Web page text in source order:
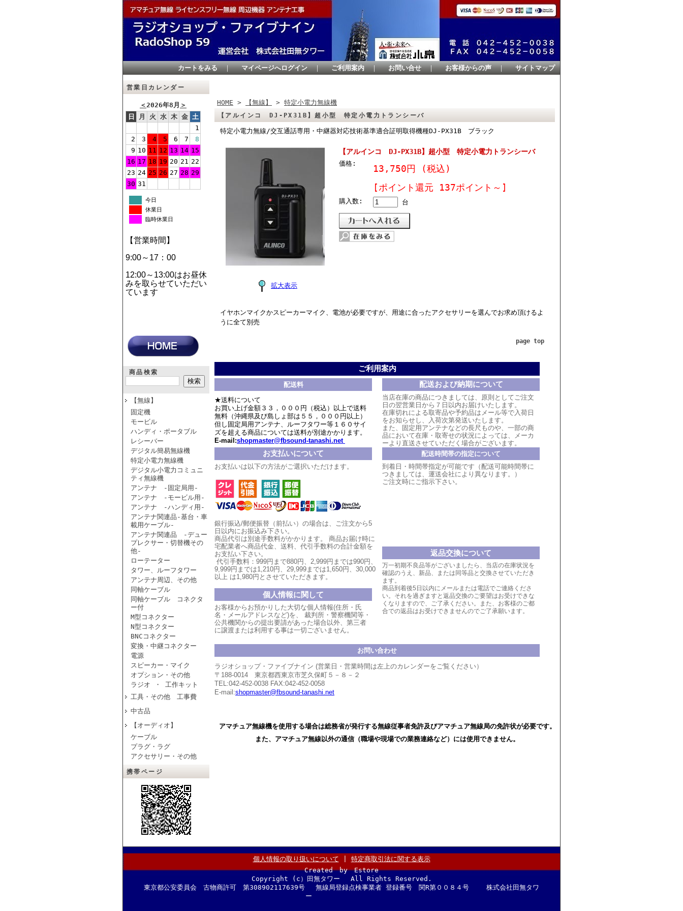
カートをみる ｜ マイページへログイン ｜ ご利用案内 ｜ お問い合せ ｜ お客様からの声 ｜ サイトマップ
営業日カレンダー
＜2026年8月 ＞
日
月 火 水 木 金 土
1
2
3 4 5 6 7
8
9 10 11 12 13 14 15
16 17 18 19 20 21 22
23 24 25 26 27 28 29
30 31
今日
休業日
臨時休業日
【営業時間】
9:00～17：00
12:00～13:00はお昼休
みを取らせていただい
ています
商品検索
【無線】
固定機
モービル
ハンディ・ポータブル
レシーバー
デジタル簡易無線機
特定小電力無線機
デジタル小電力コミュニ
ティ無線機
アンテナ -固定局用-
アンテナ -モービル用-
アンテナ -ハンディ用-
アンテナ関連品-基台・車
載用ケーブル-
アンテナ関連品 -デュー
プレクサー・切替機その
他-
ローテーター
タワー、ルーフタワー
アンテナ周辺、その他
同軸ケーブル
同軸ケーブル コネクタ
ー付
M型コネクター
N型コネクター
BNCコネクター
変換・中継コネクター
電源
スピーカー・マイク
オプション・その他
ラジオ ・ 工作キット
工具・その他 工事費
中古品
【オーディオ】
ケーブル
プラグ・ラグ
アクセサリー・その他
携帯ページ
HOME > 【無線】 > 特定小電力無線機
【アルインコ DJ-PX31B】超小型 特定小電力トランシーバ
特定小電力無線/交互通話専用・中継器対応技術基準適合証明取得機種DJ-PX31B ブラック
拡大表示
【アルインコ DJ-PX31B】超小型 特定小電力トランシーバ
価格: 13,750円
(税込)
[ポイント還元 137ポイント～]
購入数: 台
イヤホンマイクかスピーカーマイク、電池が必要ですが、用途に合ったアクセサリーを選んでお求め頂けるよ
うに全て別売
page top
ご利用案内
配送料
★送料について
お買い上げ金額３３，０００円（税込）以上で送料
無料（沖縄県及び島しょ部は５５，０００円以上）
但し固定局用アンテナ、ルーフタワー等１６０サイ
ズを超える商品については送料が別途かかります。
E-mail:shopmaster@fbsound-tanashi.net
配送および納期について
当店在庫の商品につきましては、原則としてご注文
日の翌営業日から７日以内お届けいたします。
在庫切れによる取寄品や予約品はメール等で入荷日
をお知らせし、入荷次第発送いたします。
また、固定用アンテナなどの長尺ものや、一部の商
品において在庫・取寄せの状況によっては、メーカ
ーより直送させていただく場合がございます。
お支払いについて
お支払いは以下の方法がご選択いただけます。
銀行振込/郵便振替（前払い）の場合は、ご注文から5
日以内にお振込み下さい。
商品代引は別途手数料がかかります。
商品お届け時に
宅配業者へ商品代金、送料、代引手数料の合計金額を
お支払い下さい。
代引手数料：999円まで880円、 2,999円ま では990円、
9,999円までは1,210円、 29,999までは1,650円、30,000
以上 は1,980円とさせていただきます。
個人情報に関して
お客様からお預かりした大切な個人情報(住所・氏
名・メールアドレスなど)を、 裁判所・警察機関等・
公共機関からの提出要請があった場合以外、第三者
に譲渡または利用する事は一切ございません。
配送時間帯の指定について
到着日・時間帯指定が可能です（配送可能時間帯に
つきましては、運送会社により異なります。）
ご注文時にご指示下さい。
返品交換について
万一初期不良品等がございましたら、当店の在庫状況を
確認のうえ、新品、または同等品と交換させていただき
ます。
商品到着後5日以内にメールまたは電話でご連絡くださ
い。それを過ぎますと返品交換のご要望はお受けできな
くなりますので、ご了承ください。また、お客様のご都
合での返品はお受けできませんのでご了承願います。
お問い合わせ
ラジオショップ・ファイブナイン (営業日・営業時間は左上のカレンダーをご覧ください）
〒188-0014 東京都西東京市芝久保町５－８－２
TEL:042-452-0038 FAX:042-452-0058
E-mail:shopmaster@fbsound-tanashi.net
アマチュア無線機を使用する場合は総務省が発行する無線従事者免許及びアマチュア無線局の免許状が必要です。
また、アマチュア無線以外の通信（職場や現場での業務連絡など）には使用できません。
個人情報の取り扱いについて
特定商取引法に関する表示
Created by Estore
Copyright (c）田無タワー All Rights Reserved.
東京都公安委員会 古物商許可 第308902117639号 無線局登録点検事業者 登録番号 関R第００８４号 株式会社田無タワ
ー